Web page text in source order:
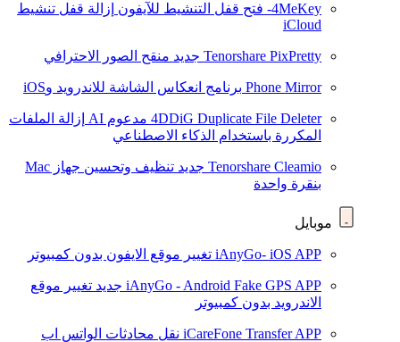
4MeKey- فتح قفل التنشيط للآيفون
إزالة قفل تنشيط
iCloud
Tenorshare PixPretty جديد منقح الصور الاحترافي
Phone Mirror برنامج انعكاس الشاشة للاندرويد وiOS
4DDiG Duplicate File Deleter مدعوم AI
إزالة الملفات
المكررة باستخدام الذكاء الاصطناعي
Tenorshare Cleamio جديد
تنظيف وتحسين جهاز Mac
بنقرة واحدة
موبايل
iAnyGo- iOS APP تغيير موقع الايفون بدون كمبيوتر
iAnyGo - Android Fake GPS APP جديد تغيير موقع
الاندرويد بدون كمبيوتر
iCareFone Transfer APP نقل محادثات الواتس اب